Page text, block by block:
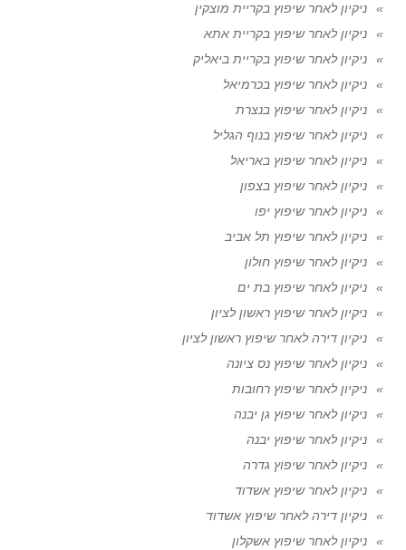
ניקיון לאחר שיפוץ בקריית מוצקין
ניקיון לאחר שיפוץ בקריית אתא
ניקיון לאחר שיפוץ בקריית ביאליק
ניקיון לאחר שיפוץ בכרמיאל
ניקיון לאחר שיפוץ בנצרת
ניקיון לאחר שיפוץ בנוף הגליל
ניקיון לאחר שיפוץ באריאל
ניקיון לאחר שיפוץ בצפון
ניקיון לאחר שיפוץ יפו
ניקיון לאחר שיפוץ תל אביב
ניקיון לאחר שיפוץ חולון
ניקיון לאחר שיפוץ בת ים
ניקיון לאחר שיפוץ ראשון לציון
ניקיון דירה לאחר שיפוץ ראשון לציון
ניקיון לאחר שיפוץ נס ציונה
ניקיון לאחר שיפוץ רחובות
ניקיון לאחר שיפוץ גן יבנה
ניקיון לאחר שיפוץ יבנה
ניקיון לאחר שיפוץ גדרה
ניקיון לאחר שיפוץ אשדוד
ניקיון דירה לאחר שיפוץ אשדוד
ניקיון לאחר שיפוץ אשקלון